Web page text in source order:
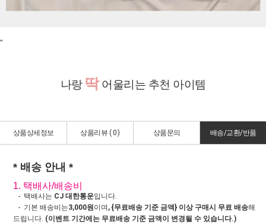
"
나랑 딱어울리는 추천 아이템
상품상세정보 상품리뷰 ( 0) 상품문의 배송/교환/반품
* 배송 안내 *
1. 택배사/배송비
- 택배사는 CJ 대한통운입니다.
- 기본 배송비는3,000원이며 , {무료배송 기준 금액} 이상 구매시 무료 배송해
드립니다. (이벤트 기간에는 무료배송 기준 금액이 변경될 수 있습니다.)